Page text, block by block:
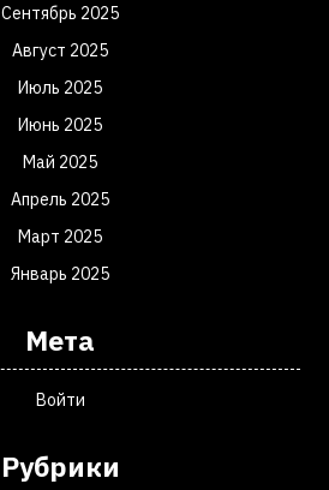
Сентябрь 2025
Август 2025
Июль 2025
Июнь 2025
Май 2025
Апрель 2025
Март 2025
Январь 2025
Мета
Войти
Рубрики